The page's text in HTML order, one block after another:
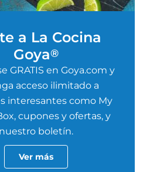
a La Cocina
Goya®
GRATIS en Goya.com y
acceso ilimitado a
interesantes como My
cupones y ofertas, y
nuestro boletín.
Ver más